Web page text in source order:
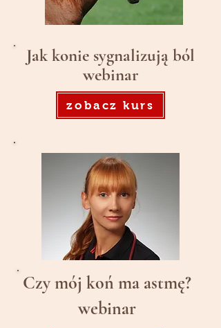
Jak konie sygnalizują ból
webinar
zobacz kurs
Czy mój koń ma astmę?
webinar